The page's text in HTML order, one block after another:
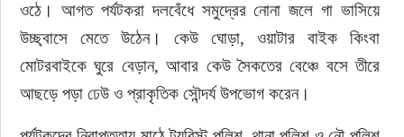
ওঠে। আগত পর্যটকরা দলবেঁধে সমুদ্রের নোনা জলে গা ভাসিয়ে
উচ্ছ্বাসে মেতে উঠেন। কেউ ঘোড়া, ওয়াটার বাইক কিংবা
মোটরবাইকে ঘুরে বেড়ান, আবার কেউ সৈকতের বেঞ্চে বসে তীরে
আছড়ে পড়া ঢেউ ও প্রাকৃতিক সৌন্দর্য উপভোগ করেন।